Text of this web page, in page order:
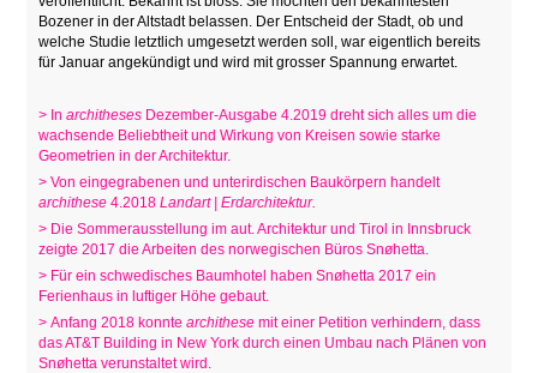
Bozener in der Altstadt belassen. Der Entscheid der Stadt, ob und
welche Studie letztlich umgesetzt werden soll, war eigentlich bereits
für Januar angekündigt und wird mit grosser Spannung erwartet.
> Inarchitheses Dezember-Ausgabe 4.2019 dreht sich alles um die
wachsende Beliebtheit und Wirkung von Kreisen sowie starke
Geometrien in der Architektur.
> Von eingegrabenen und unterirdischen Baukörpern handelt
archithese 4.2018Landart | Erdarchitektur.
> Die Sommerausstellung im aut. Architektur und Tirol in Innsbruck
zeigte 2017 die Arbeiten des norwegischen Büros Snøhetta.
> Für ein schwedisches Baumhotel haben Snøhetta 2017 ein
Ferienhaus in luftiger Höhe gebaut.
> Anfang 2018 konntearchithese mit einer Petition verhindern, dass
das AT&T Building in New York durch einen Umbau nach Plänen von
Snøhetta verunstaltet wird.